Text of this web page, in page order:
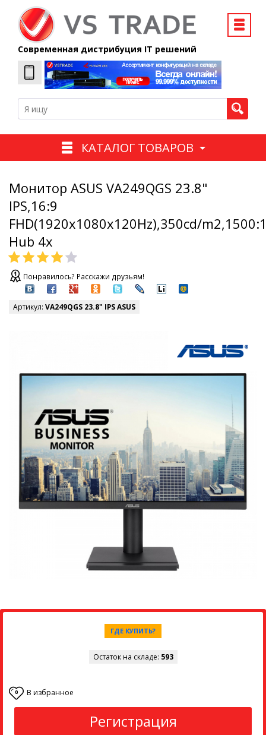
Современная дистрибуция IT решений
КАТАЛОГ ТОВАРОВ
Монитор ASUS VA249QGS 23.8"
IPS,16:9
FHD(1920x1080x120Hz),350cd/
Hub 4x
Понравилось? Расскажи друзьям!
Артикул: VA249QGS 23.8" IPS ASUS
ГДЕ КУПИТЬ?
Остаток на складе: 593
0 В избранное
Регистрация